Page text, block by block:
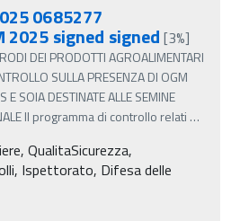
0685277
2025 signed signed [3%]
DEI PRODOTTI AGROALIMENTARI
SULLA PRESENZA DI OGM
E SOIA DESTINATE ALLE SEMINE
Il programma di controllo relati …
QualitaSicurezza,
Ispettorato, Difesa delle